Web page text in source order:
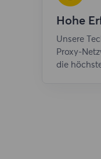
Hohe
Unsere
Proxy-
die